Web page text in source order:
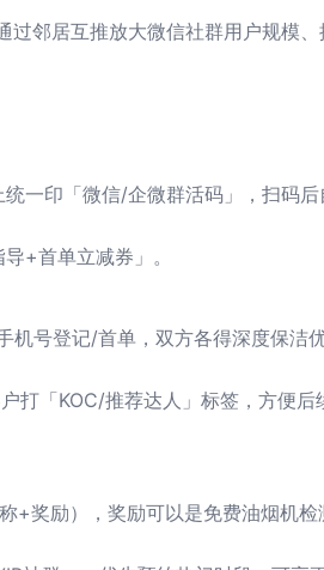
邻居互推放大微信社群用户规模、
一印「微信/企微群活码」，扫码
+首单立减券」。
机号登记/首单，双方各得深度保洁
打「KOC/推荐达人」标签，方便后
+奖励），奖励可以是免费油烟机检